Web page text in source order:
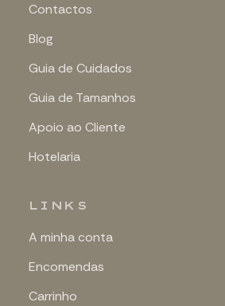
Contactos
Blog
Guia de Cuidados
Guia de Tamanhos
Apoio ao Cliente
Hotelaria
LINKS
A minha conta
Encomendas
Carrinho